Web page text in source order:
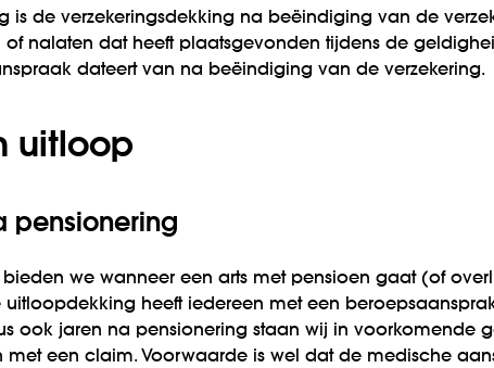
is de verzekerings­dekking na beëindiging van de
nalaten dat heeft plaats­gevonden tijdens de
dateert van na beëindiging van de verzekering.
uitloop
pensionering
we wanneer een arts met pensioen gaat (of
uitloopdekking heeft iedereen met een
ook jaren na pensionering staan wij in voorkomende
met een claim. Voorwaarde is wel dat de medische